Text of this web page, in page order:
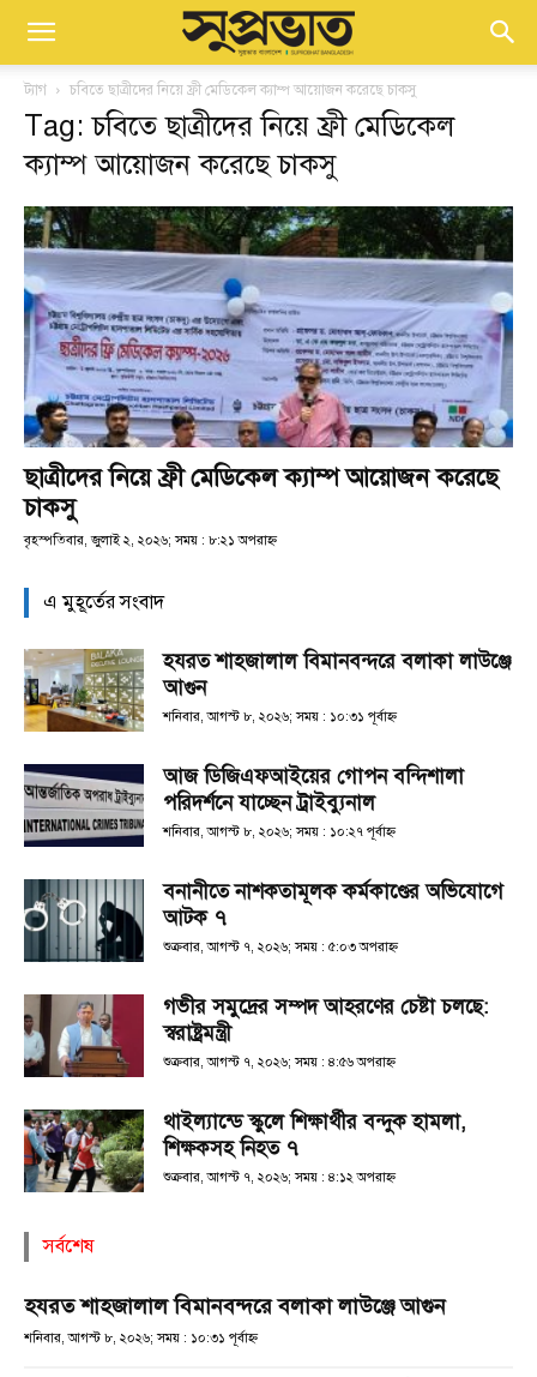
ট্যাগ চবিতে ছাত্রীদের নিয়ে ফ্রী মেডিকেল ক্যাম্প আয়োজন করেছে চাকসু
Tag: চবিতে ছাত্রীদের নিয়ে ফ্রী মেডিকেল
ক্যাম্প আয়োজন করেছে চাকসু
ছাত্রীদের নিয়ে ফ্রী মেডিকেল ক্যাম্প আয়োজন করেছে
চাকসু
বৃহস্পতিবার, জুলাই ২, ২০২৬; সময় : ৮:২১ অপরাহ্ণ
এ মুহূর্তের সংবাদ
হযরত শাহজালাল বিমানবন্দরে বলাকা লাউঞ্জে
আগুন
শনিবার, আগস্ট ৮, ২০২৬; সময় : ১০:৩১ পূর্বাহ্ণ
আজ ডিজিএফআইয়ের গোপন বন্দিশালা
পরিদর্শনে যাচ্ছেন ট্রাইব্যুনাল
শনিবার, আগস্ট ৮, ২০২৬; সময় : ১০:২৭ পূর্বাহ্ণ
বনানীতে নাশকতামূলক কর্মকাণ্ডের অভিযোগে
আটক ৭
শুক্রবার, আগস্ট ৭, ২০২৬; সময় : ৫:০৩ অপরাহ্ণ
গভীর সমুদ্রের সম্পদ আহরণের চেষ্টা চলছে:
স্বরাষ্ট্রমন্ত্রী
শুক্রবার, আগস্ট ৭, ২০২৬; সময় : ৪:৫৬ অপরাহ্ণ
থাইল্যান্ডে স্কুলে শিক্ষার্থীর বন্দুক হামলা,
শিক্ষকসহ নিহত ৭
শুক্রবার, আগস্ট ৭, ২০২৬; সময় : ৪:১২ অপরাহ্ণ
সর্বশেষ
হযরত শাহজালাল বিমানবন্দরে বলাকা লাউঞ্জে আগুন
শনিবার, আগস্ট ৮, ২০২৬; সময় : ১০:৩১ পূর্বাহ্ণ